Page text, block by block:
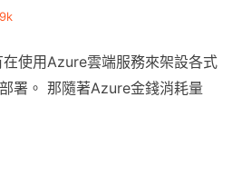
使用Azure雲端服務來架設各式
署。 那隨著Azure金錢消耗量